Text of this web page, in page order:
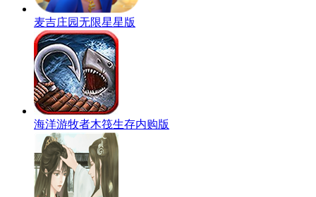
麦吉庄园无限星星版
海洋游牧者木筏生存内购版